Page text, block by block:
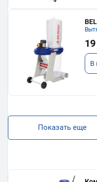
В
Показать еще